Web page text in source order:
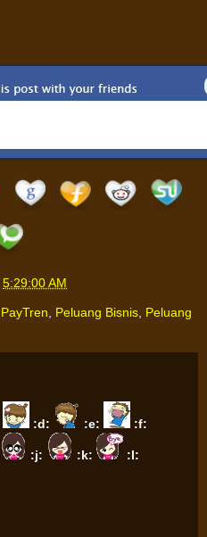
5:29:00 AM
PayTren Peluang Bisnis Peluang
:d: :e: :f:
:j: :k: :l: